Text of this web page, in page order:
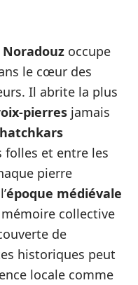
occupe
le cœur des
Il abrite la plus
pierres jamais
folles et entre les
pierre
époque médiévale
collective
de
historiques peut
locale comme